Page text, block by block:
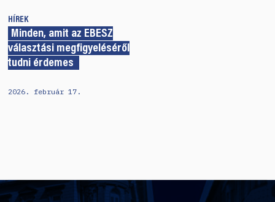
HÍREK
Minden, amit az EBESZ
választási megfigyeléséről
tudni érdemes
2026. február 17.